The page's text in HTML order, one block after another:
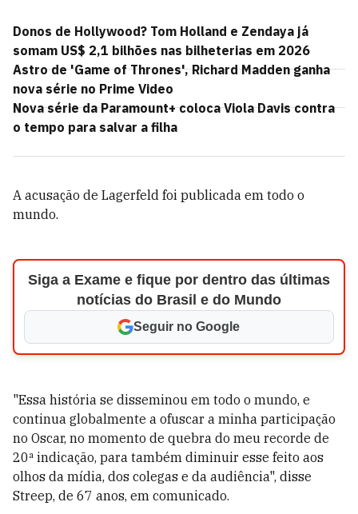
Donos de Hollywood? Tom Holland e Zendaya já
somam US$ 2,1 bilhões nas bilheterias em 2026
Astro de 'Game of Thrones', Richard Madden ganha
nova série no Prime Video
Nova série da Paramount+ coloca Viola Davis contra
o tempo para salvar a filha
A acusação de Lagerfeld foi publicada em todo o
mundo.
Siga a Exame e fique por dentro das últimas
notícias do Brasil e do Mundo
Seguir no Google
"Essa história se disseminou em todo o mundo, e
continua globalmente a ofuscar a minha participação
no Oscar, no momento de quebra do meu recorde de
20ª indicação, para também diminuir esse feito aos
olhos da mídia, dos colegas e da audiência", disse
Streep, de 67 anos, em comunicado.